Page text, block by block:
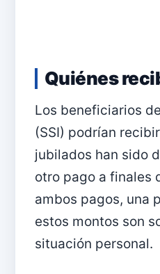
Quiénes
Los beneficiarios
(SSI) podrían
jubilados han sido
otro pago a finales
ambos pagos, una
estos montos son
situación personal.